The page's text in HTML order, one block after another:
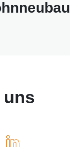
uns